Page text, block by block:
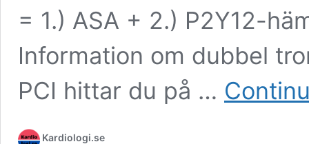
= 1.) ASA + 2.) P2Y12-
Information om dubbel
PCI hittar du på …
Kardiologi.se